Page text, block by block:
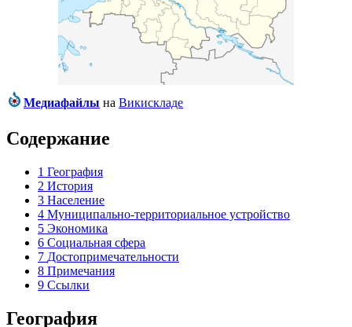
Медиафайлы на Викискладе
Содержание
1 География
2 История
3 Население
4 Муниципально-территориальное устройство
5 Экономика
6 Социальная сфера
7 Достопримечательности
8 Примечания
9 Ссылки
География